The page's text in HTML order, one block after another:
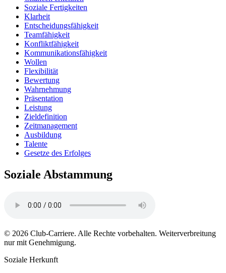
Soziale Fertigkeiten
Klarheit
Entscheidungsfähigkeit
Teamfähigkeit
Konfliktfähigkeit
Kommunikationsfähigkeit
Wollen
Flexibilität
Bewertung
Wahrnehmung
Präsentation
Leistung
Zieldefinition
Zeitmanagement
Ausbildung
Talente
Gesetze des Erfolges
Soziale Abstammung
© 2026 Club-Carriere. Alle Rechte vorbehalten. Weiterverbreitung
nur mit Genehmigung.
Soziale Herkunft